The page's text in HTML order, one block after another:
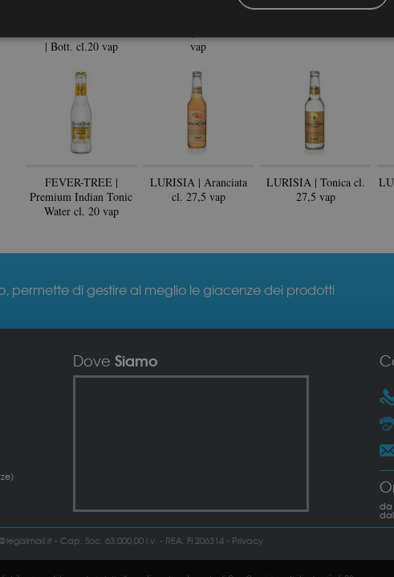
| Bott. cl.20 vap
vap
FEVER-TREE |
Premium Indian Tonic
Water cl. 20 vap
LURISIA | Aranciata
cl. 27,5 vap
LURISIA | Tonica cl.
27,5 vap
permette di gestire al meglio le giacenze dei prodotti
Dove Siamo
da
- Cap. Soc. 63.000,00 i.v. - REA. FI 206314 - Privacy